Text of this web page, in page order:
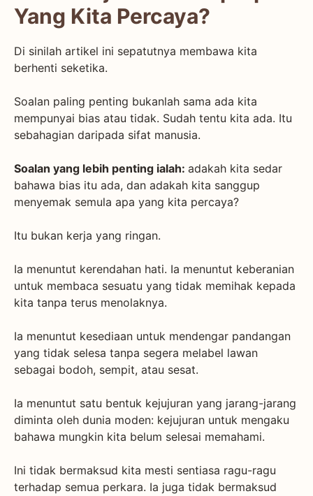
Yang Kita Percaya?
Di sinilah artikel ini sepatutnya membawa kita
berhenti seketika.
Soalan paling penting bukanlah sama ada kita
mempunyai bias atau tidak. Sudah tentu kita ada. Itu
sebahagian daripada sifat manusia.
Soalan yang lebih penting ialah: adakah kita sedar
bahawa bias itu ada, dan adakah kita sanggup
menyemak semula apa yang kita percaya?
Itu bukan kerja yang ringan.
Ia menuntut kerendahan hati. Ia menuntut keberanian
untuk membaca sesuatu yang tidak memihak kepada
kita tanpa terus menolaknya.
Ia menuntut kesediaan untuk mendengar pandangan
yang tidak selesa tanpa segera melabel lawan
sebagai bodoh, sempit, atau sesat.
Ia menuntut satu bentuk kejujuran yang jarang-jarang
diminta oleh dunia moden: kejujuran untuk mengaku
bahawa mungkin kita belum selesai memahami.
Ini tidak bermaksud kita mesti sentiasa ragu-ragu
terhadap semua perkara. Ia juga tidak bermaksud